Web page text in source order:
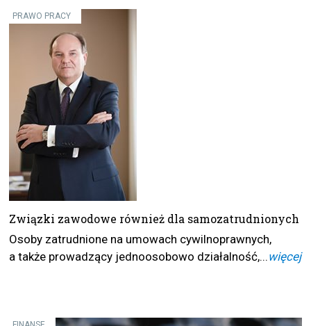
PRAWO PRACY
Związki zawodowe również dla samozatrudnionych
Osoby zatrudnione na umowach cywilnoprawnych,
a także prowadzący jednoosobowo działalność,... więcej